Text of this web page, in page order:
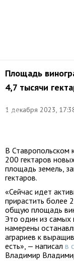
Площадь
4,7 тысячи
1 декабря 2023,
Игорь
В Ставропольском
200 гектаров
площадь земель,
гектаров.
«Сейчас идет
прирастить более
общую площадь
Это один из самых
намерены
аграриев к
есть», — написал в
Владимир